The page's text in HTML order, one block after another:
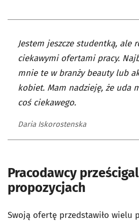
Jestem jeszcze studentką, ale
ciekawymi ofertami pracy.
mnie te w branży beauty lub
kobiet. Mam nadzieję, że uda
coś ciekawego.
Daria Iskorostenska
Pracodawcy
propozycjach
Swoją ofertę przedstawiło wielu